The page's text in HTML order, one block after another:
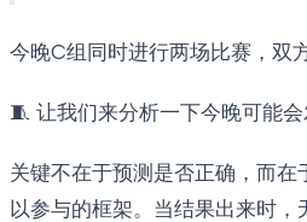
今晚C组同时进行两场比赛，双
🧵 让我们来分析一下今晚可能
关键不在于预测是否正确，而
以参与的框架。当结果出来时，